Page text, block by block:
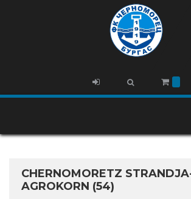
CHERNOMORETZ
AGROKORN (54)